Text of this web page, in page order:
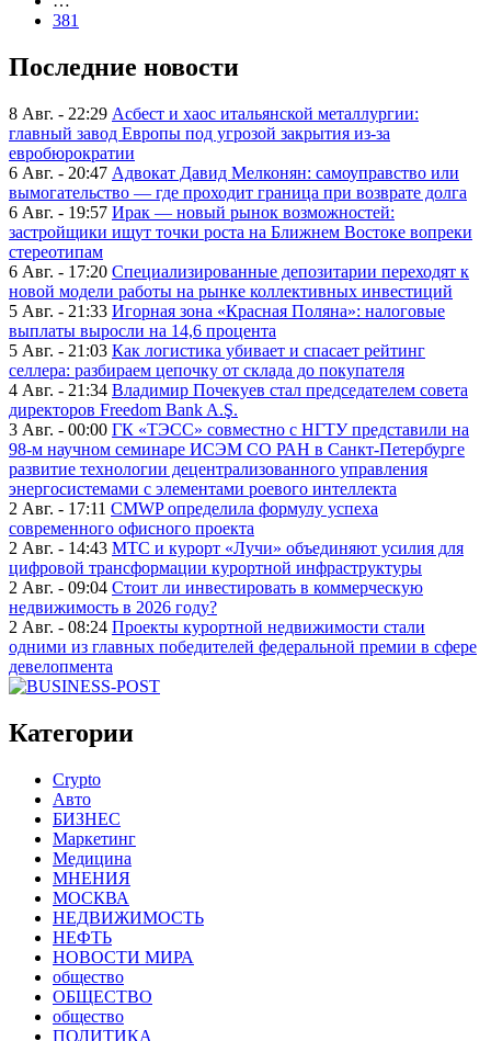
381
Последние новости
8 Авг. - 22:29 Асбест и хаос итальянской металлургии:
главный завод Европы под угрозой закрытия из-за
евробюрократии
6 Авг. - 20:47 Адвокат Давид Мелконян: самоуправство или
вымогательство — где проходит граница при возврате долга
6 Авг. - 19:57 Ирак — новый рынок возможностей:
застройщики ищут точки роста на Ближнем Востоке вопреки
стереотипам
6 Авг. - 17:20 Специализированные депозитарии переходят к
новой модели работы на рынке коллективных инвестиций
5 Авг. - 21:33 Игорная зона «Красная Поляна»: налоговые
выплаты выросли на 14,6 процента
5 Авг. - 21:03 Как логистика убивает и спасает рейтинг
селлера: разбираем цепочку от склада до покупателя
4 Авг. - 21:34 Владимир Почекуев стал председателем совета
директоров Freedom Bank A.Ş.
3 Авг. - 00:00 ГК «ТЭСС» совместно с НГТУ представили на
98-м научном семинаре ИСЭМ СО РАН в Санкт-Петербурге
развитие технологии децентрализованного управления
энергосистемами с элементами роевого интеллекта
2 Авг. - 17:11 CMWP определила формулу успеха
современного офисного проекта
2 Авг. - 14:43 МТС и курорт «Лучи» объединяют усилия для
цифровой трансформации курортной инфраструктуры
2 Авг. - 09:04 Стоит ли инвестировать в коммерческую
недвижимость в 2026 году?
2 Авг. - 08:24 Проекты курортной недвижимости стали
одними из главных победителей федеральной премии в сфере
девелопмента
Категории
Crypto
Авто
БИЗНЕС
Маркетинг
Медицина
МНЕНИЯ
МОСКВА
НЕДВИЖИМОСТЬ
НЕФТЬ
НОВОСТИ МИРА
общество
ОБЩЕСТВО
общество
ПОЛИТИКА